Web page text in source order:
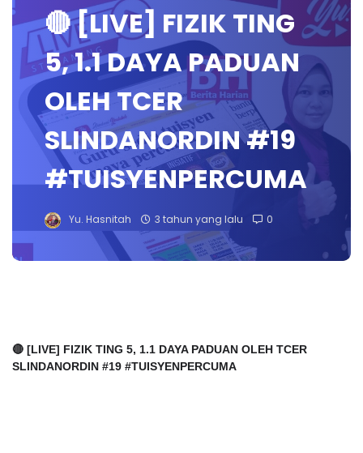
🔴 [LIVE] FIZIK TING
5, 1.1 DAYA PADUAN
OLEH TCER
SLINDANORDIN #19
#TUISYENPERCUMA
Yu. Hasnitah 3 tahun yang lalu 0
🔴 [LIVE] FIZIK TING 5, 1.1 DAYA PADUAN OLEH TCER
SLINDANORDIN #19 #TUISYENPERCUMA